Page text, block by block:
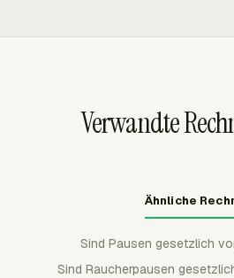
Verwandte
Ähnliche
Sind Pausen gesetzlich
Sind Raucherpausen